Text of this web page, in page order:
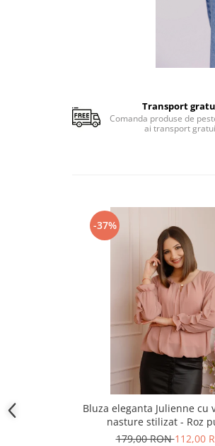
Transport
Comanda produse de
ai transport
-37%
Bluza eleganta Julienne cu
nasture stilizat - Roz
179,00 RON112,00